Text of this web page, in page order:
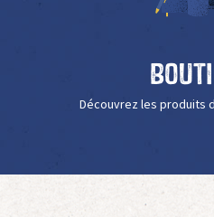
Découvrez les produits